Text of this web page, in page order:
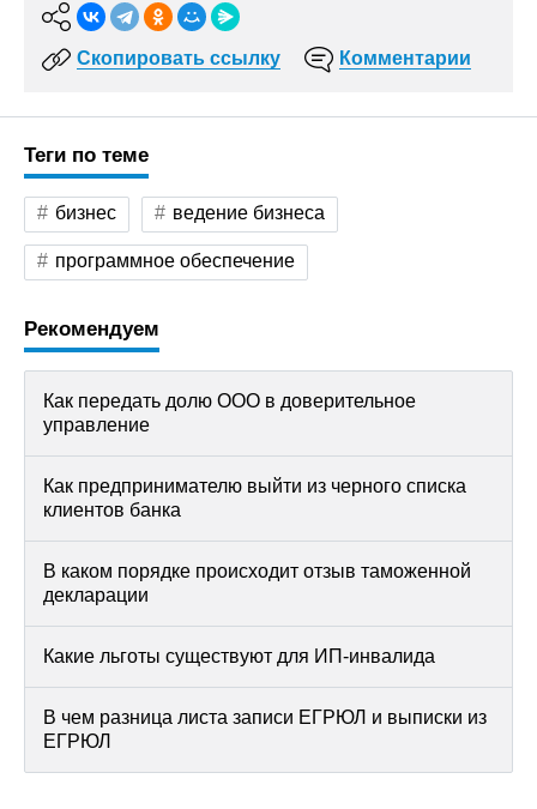
Скопировать ссылку Комментарии
Теги по теме
бизнес ведение бизнеса
программное обеспечение
Рекомендуем
Как передать долю ООО в доверительное
управление
Как предпринимателю выйти из черного списка
клиентов банка
В каком порядке происходит отзыв таможенной
декларации
Какие льготы существуют для ИП-инвалида
В чем разница листа записи ЕГРЮЛ и выписки из
ЕГРЮЛ